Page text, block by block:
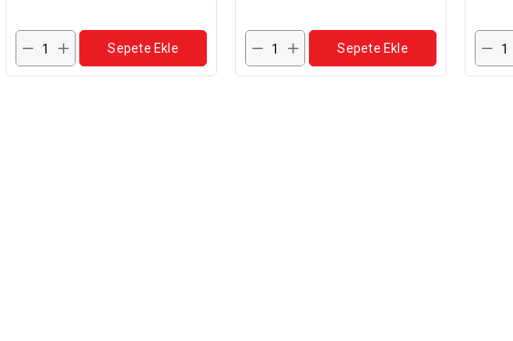
Sepete Ekle Sepete Ekle